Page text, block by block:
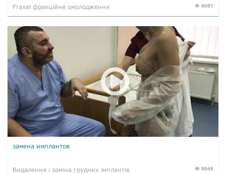
Fraxel фракційне омолодження 6067
замена имплантов
Видалення і заміна грудних імплантів 9948